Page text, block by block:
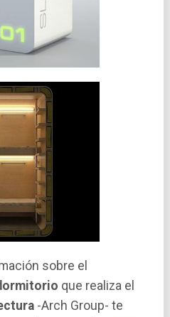
sobre el
que realiza el
-Arch Group- te